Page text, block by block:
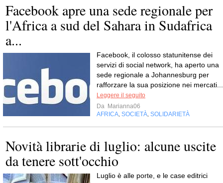
Facebook apre una sede regionale per
l'Africa a sud del Sahara in Sudafrica
a...
Facebook, il colosso statunitense dei
servizi di social network, ha aperto una
sede regionale a Johannesburg per
rafforzare la sua posizione nei mercati...
Leggere il seguito
Da Marianna06
AFRICA SOCIETÀ SOLIDARIETÀ
Novità librarie di luglio: alcune uscite
da tenere sott'occhio
Luglio è alle porte, e le case editrici